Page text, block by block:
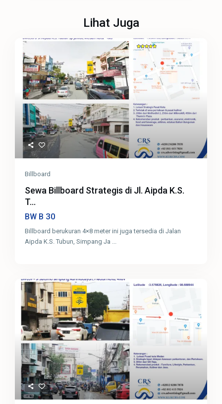
Lihat Juga
Billboard
Sewa Billboard Strategis di Jl. Aipda K.S.
T...
BW B 30
Billboard berukuran 4×8 meter ini juga tersedia di Jalan
Aipda K.S. Tubun, Simpang Ja ...